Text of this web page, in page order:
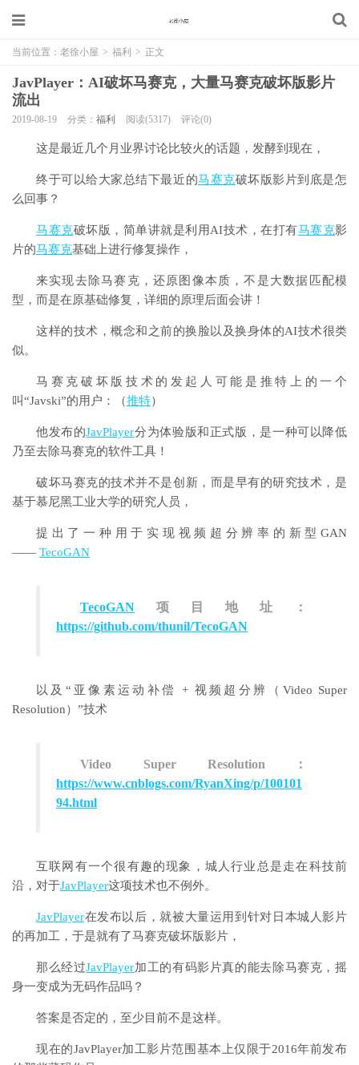
当前位置： 老徐小屋 > 福利 > 正文
JavPlayer：AI破坏马赛克，大量马赛克破坏版影片
流出
2019-08-19 分类： 福利 阅读(5317) 评论(0)
这是最近几个月业界讨论比较火的话题，发酵到现在，
终于可以给大家总结下最近的马赛克破坏版影片到底是怎
么回事？
马赛克破坏版，简单讲就是利用AI技术，在打有马赛克影
片的马赛克基础上进行修复操作，
来实现去除马赛克，还原图像本质，不是大数据匹配模
型，而是在原基础修复，详细的原理后面会讲！
这样的技术，概念和之前的换脸以及换身体的AI技术很类
似。
马赛克破坏版技术的发起人可能是推特上的一个
叫“Javski”的用户：（推特）
他发布的JavPlayer分为体验版和正式版，是一种可以降低
乃至去除马赛克的软件工具！
破坏马赛克的技术并不是创新，而是早有的研究技术，是
基于慕尼黑工业大学的研究人员，
提出了一种用于实现视频超分辨率的新型GAN
—— TecoGAN
TecoGAN 项目地址：
https://github.com/thunil/TecoGAN
以及“亚像素运动补偿 + 视频超分辨（Video Super
Resolution）”技术
Video Super Resolution：
https://www.cnblogs.com/RyanXing/p/100101
94.html
互联网有一个很有趣的现象，城人行业总是走在科技前
沿，对于JavPlayer这项技术也不例外。
JavPlayer在发布以后，就被大量运用到针对日本城人影片
的再加工，于是就有了马赛克破坏版影片，
那么经过JavPlayer加工的有码影片真的能去除马赛克，摇
身一变成为无码作品吗？
答案是否定的，至少目前不是这样。
现在的JavPlayer加工影片范围基本上仅限于2016年前发布